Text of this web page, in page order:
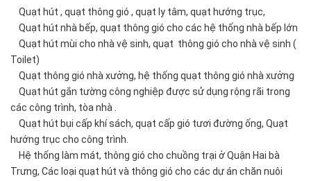
Quạt hút , quạt thông gió , quạt ly tâm, quạt hướng trục,
Quạt hút nhà bếp, quạt thông gió cho các hệ thống nhà bếp lớn
Quạt hút mùi cho nhà vệ sinh, quạt thông gió cho nhà vệ sinh (
Toilet)
Quạt thông gió nhà xưởng, hệ thống quạt thông gió nhà xưởng
Quạt hút gắn tường công nghiệp được sử dụng rộng rãi trong
các công trình, tòa nhà .
Quạt hút bụi cấp khí sách, quạt cấp gió tươi đường ống, Quạt
hướng trục cho công trình.
Hệ thống làm mát, thông gió cho chuồng trại ở Quận Hai bà
Trưng, Các loại quạt hút và thông gió cho các dự án chăn nuôi